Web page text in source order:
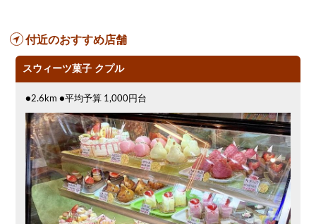
レモンサワー
貸切可
大衆酒場 ウィスキー 飲み会
掘りごたつ 3000円台コース ピザ
焼酎 クリスマス クーポン
アサヒスーパードライ 大部屋40名
沖縄料理 スイーツ 大部屋50名以上～
付近のおすすめ店舗
スウィーツ菓子 クプル
●2.6km ●平均予算 1,000円台